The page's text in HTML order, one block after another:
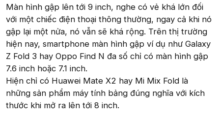
Màn hình gập lên tới 9 inch, nghe có vẻ khá lớn đối
với một chiếc điện thoại thông thường, ngay cả khi nó
gập lại một nửa, nó vẫn sẽ khá rộng. Trên thị trường
hiện nay, smartphone màn hình gập ví dụ như Galaxy
Z Fold 3 hay Oppo Find N đa số chỉ có màn hình gập
7.6 inch hoặc 7.1 inch.
Hiện chỉ có Huawei Mate X2 hay Mi Mix Fold là
những sản phẩm máy tính bảng đúng nghĩa với kích
thước khi mở ra lên tới 8 inch.